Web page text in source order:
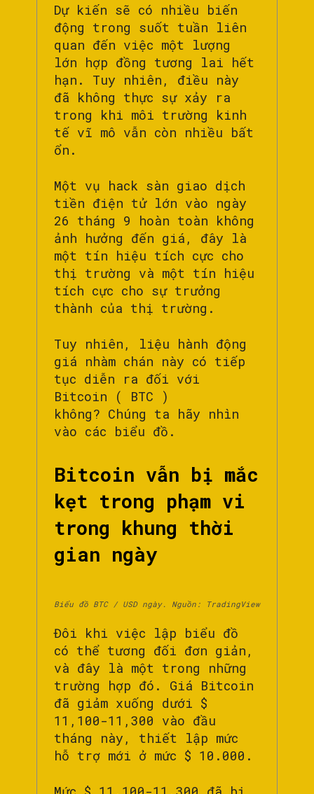
Dự kiến ​​sẽ có nhiều biến
động trong suốt tuần liên
quan đến việc một lượng
lớn hợp đồng tương lai hết
hạn. Tuy nhiên, điều này
đã không thực sự xảy ra
trong khi môi trường kinh
tế vĩ mô vẫn còn nhiều bất
ổn.
Một vụ hack sàn giao dịch
tiền điện tử lớn vào ngày
26 tháng 9 hoàn toàn không
ảnh hưởng đến giá, đây là
một tín hiệu tích cực cho
thị trường và một tín hiệu
tích cực cho sự trưởng
thành của thị trường.
Tuy nhiên, liệu hành động
giá nhàm chán này có tiếp
tục diễn ra đối với
Bitcoin ( BTC )
không? Chúng ta hãy nhìn
vào các biểu đồ.
Bitcoin vẫn bị mắc
kẹt trong phạm vi
trong khung thời
gian ngày
Biểu đồ BTC / USD ngày. Nguồn: TradingView
Đôi khi việc lập biểu đồ
có thể tương đối đơn giản,
và đây là một trong những
trường hợp đó. Giá Bitcoin
đã giảm xuống dưới $
11,100-11,300 vào đầu
tháng này, thiết lập mức
hỗ trợ mới ở mức $ 10.000.